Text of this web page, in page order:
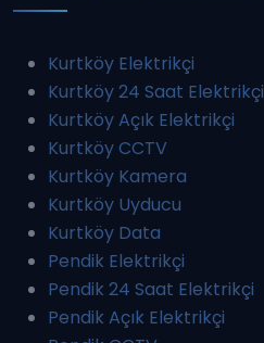
Kurtköy Elektrikçi
Kurtköy 24 Saat Elektrikçi
Kurtköy Açık Elektrikçi
Kurtköy CCTV
Kurtköy Kamera
Kurtköy Uyducu
Kurtköy Data
Pendik Elektrikçi
Pendik 24 Saat Elektrikçi
Pendik Açık Elektrikçi